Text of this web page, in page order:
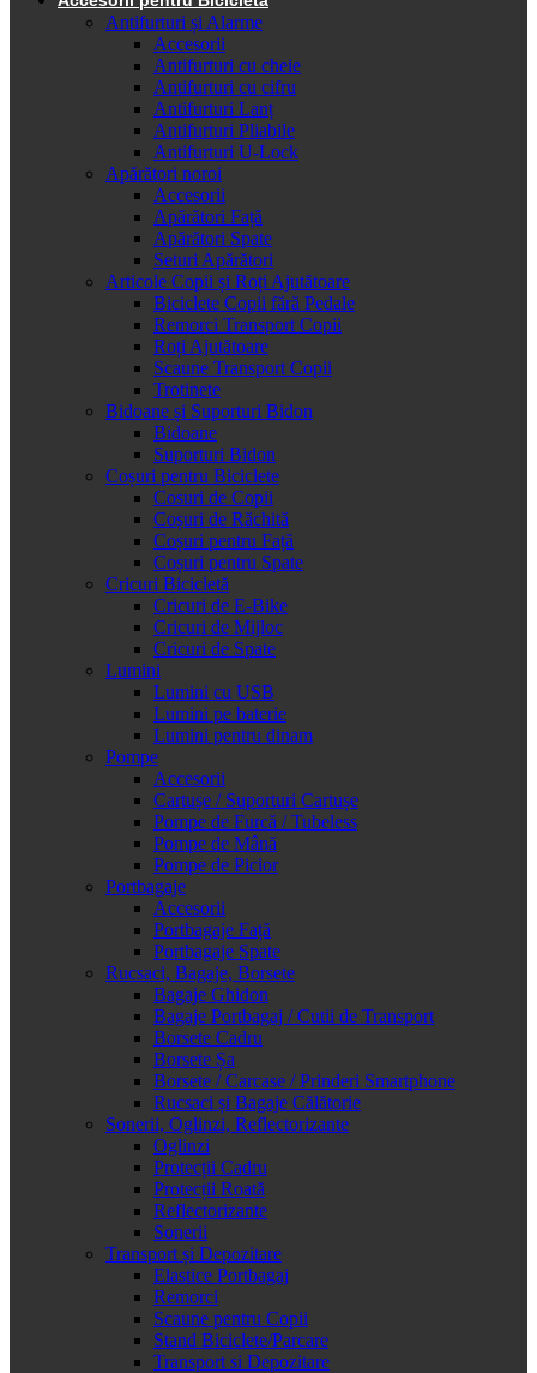
Antifurturi și Alarme
Accesorii
Antifurturi cu cheie
Antifurturi cu cifru
Antifurturi Lanț
Antifurturi Pliabile
Antifurturi U-Lock
Apărători noroi
Accesorii
Apărători Față
Apărători Spate
Seturi Apărători
Articole Copii și Roți Ajutătoare
Biciclete Copii fără Pedale
Remorci Transport Copii
Roți Ajutătoare
Scaune Transport Copii
Trotinete
Bidoane și Suporturi Bidon
Bidoane
Suporturi Bidon
Coșuri pentru Biciclete
Cosuri de Copii
Coșuri de Răchită
Coșuri pentru Față
Coșuri pentru Spate
Cricuri Bicicletă
Cricuri de E-Bike
Cricuri de Mijloc
Cricuri de Spate
Lumini
Lumini cu USB
Lumini pe baterie
Lumini pentru dinam
Pompe
Accesorii
Cartușe / Suporturi Cartușe
Pompe de Furcă / Tubeless
Pompe de Mână
Pompe de Picior
Portbagaje
Accesorii
Portbagaje Față
Portbagaje Spate
Rucsaci, Bagaje, Borsete
Bagaje Ghidon
Bagaje Portbagaj / Cutii de Transport
Borsete Cadru
Borsete Șa
Borsete / Carcase / Prinderi Smartphone
Rucsaci și Bagaje Călătorie
Sonerii, Oglinzi, Reflectorizante
Oglinzi
Protecții Cadru
Protecții Roată
Reflectorizante
Sonerii
Transport și Depozitare
Elastice Portbagaj
Remorci
Scaune pentru Copii
Stand Biciclete/Parcare
Transport si Depozitare